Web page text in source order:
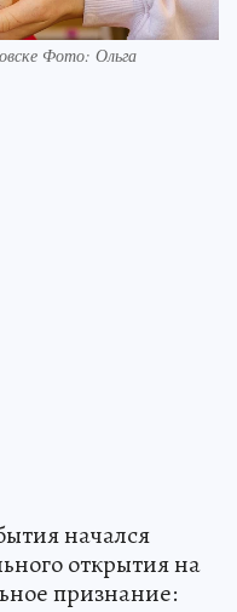
Фото: Ольга
начался
открытия на
признание: